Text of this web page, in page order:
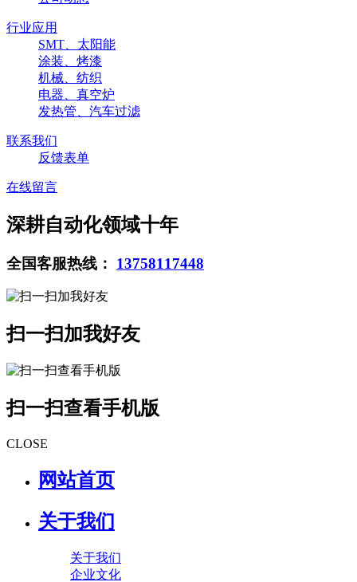
行业应用
SMT、太阳能
涂装、烤漆
机械、纺织
电器、真空炉
发热管、汽车过滤
联系我们
反馈表单
在线留言
深耕自动化领域十年
全国客服热线： 13758117448
扫一扫加我好友
扫一扫查看手机版
CLOSE
网站首页
关于我们
关于我们
企业文化